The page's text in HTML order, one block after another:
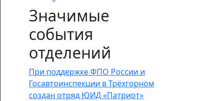
Значимые
события
отделений
При поддержке ФПО России и
Госавтоинспекции в Трёхгорном
создан отряд ЮИД «Патриот»